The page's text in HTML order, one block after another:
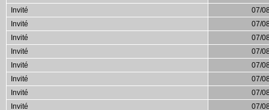
Invité
07/
Invité
07/
Invité
07/
Invité
07/
Invité
07/
Invité
07/
Invité
07/
Invité
07/